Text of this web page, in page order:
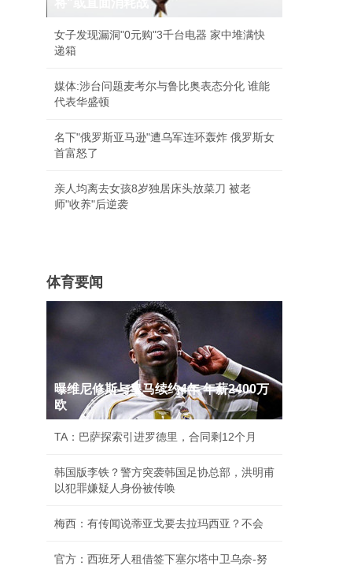
女子发现漏洞"0元购"3千台电器 家中堆满快
递箱
媒体:涉台问题麦考尔与鲁比奥表态分化 谁能
代表华盛顿
名下"俄罗斯亚马逊"遭乌军连环轰炸 俄罗斯女
首富怒了
亲人均离去女孩8岁独居床头放菜刀 被老
师"收养"后逆袭
体育要闻
曝维尼修斯与皇马续约4年 年薪2400万
欧
TA：巴萨探索引进罗德里，合同剩12个月
韩国版李铁？警方突袭韩国足协总部，洪明甫
以犯罪嫌疑人身份被传唤
梅西：有传闻说蒂亚戈要去拉玛西亚？不会
官方：西班牙人租借签下塞尔塔中卫乌奈-努